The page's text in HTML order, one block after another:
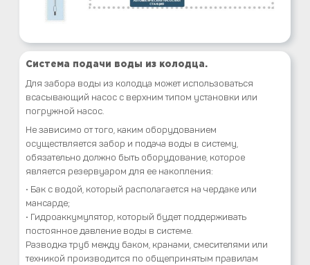
Система подачи воды из колодца.
Для забора воды из колодца может использоваться
всасывающий насос с верхним типом установки или
погружной насос.
Не зависимо от того, каким оборудованием
осуществляется забор и подача воды в систему,
обязательно должно быть оборудование, которое
является резервуаром для ее накопления:
• Бак с водой, который располагается на чердаке или
мансарде;
• Гидроаккумулятор, который будет поддерживать
постоянное давление воды в системе.
Разводка труб между баком, кранами, смесителями или
техникой производится по общепринятым правилам